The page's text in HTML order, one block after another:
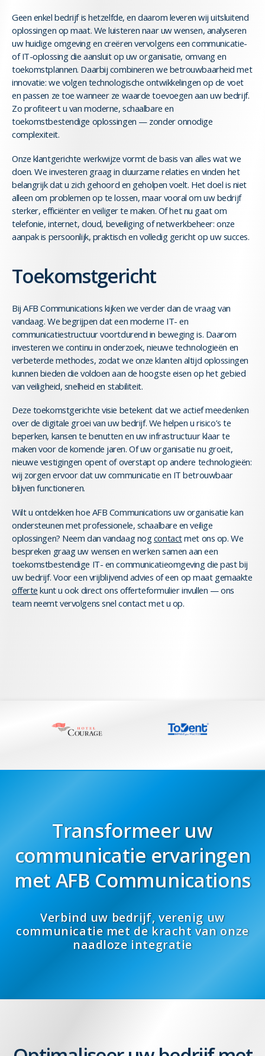
Geen enkel bedrijf is hetzelfde, en daarom leveren wij uitsluitend
oplossingen op maat. We luisteren naar uw wensen, analyseren
uw huidige omgeving en creëren vervolgens een communicatie-
of IT-oplossing die aansluit op uw organisatie, omvang en
toekomstplannen. Daarbij combineren we betrouwbaarheid met
innovatie: we volgen technologische ontwikkelingen op de voet
en passen ze toe wanneer ze waarde toevoegen aan uw bedrijf.
Zo profiteert u van moderne, schaalbare en
toekomstbestendige oplossingen — zonder onnodige
complexiteit.
Onze klantgerichte werkwijze vormt de basis van alles wat we
doen. We investeren graag in duurzame relaties en vinden het
belangrijk dat u zich gehoord en geholpen voelt. Het doel is niet
alleen om problemen op te lossen, maar vooral om uw bedrijf
sterker, efficiënter en veiliger te maken. Of het nu gaat om
telefonie, internet, cloud, beveiliging of netwerkbeheer: onze
aanpak is persoonlijk, praktisch en volledig gericht op uw succes.
Toekomstgericht
Bij AFB Communications kijken we verder dan de vraag van
vandaag. We begrijpen dat een moderne IT- en
communicatiestructuur voortdurend in beweging is. Daarom
investeren we continu in onderzoek, nieuwe technologieën en
verbeterde methodes, zodat we onze klanten altijd oplossingen
kunnen bieden die voldoen aan de hoogste eisen op het gebied
van veiligheid, snelheid en stabiliteit.
Deze toekomstgerichte visie betekent dat we actief meedenken
over de digitale groei van uw bedrijf. We helpen u risico’s te
beperken, kansen te benutten en uw infrastructuur klaar te
maken voor de komende jaren. Of uw organisatie nu groeit,
nieuwe vestigingen opent of overstapt op andere technologieën:
wij zorgen ervoor dat uw communicatie en IT betrouwbaar
blijven functioneren.
Wilt u ontdekken hoe AFB Communications uw organisatie kan
ondersteunen met professionele, schaalbare en veilige
oplossingen? Neem dan vandaag nogcontactmet ons op. We
bespreken graag uw wensen en werken samen aan een
toekomstbestendige IT- en communicatieomgeving die past bij
uw bedrijf. Voor een vrijblijvend advies of een op maat gemaakte
offerte kunt u ook direct ons offerteformulier invullen — ons
team neemt vervolgens snel contact met u op.
Transformeer uw
communicatie ervaringen
met AFB Communications
Verbind uw bedrijf, verenig uw
communicatie met de kracht van onze
naadloze integratie